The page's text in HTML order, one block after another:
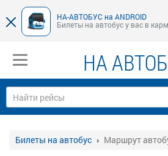
НА-АВТОБУС на ANDROID
Билеты на автобус у вас в
НА
Билеты на автобус Маршрут